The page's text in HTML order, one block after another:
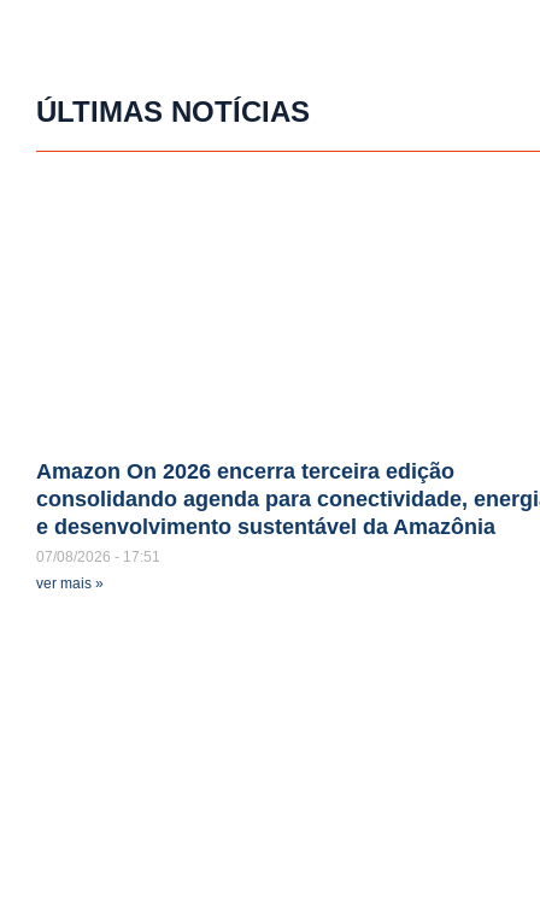
ÚLTIMAS NOTÍCIAS
Amazon On 2026 encerra terceira edição
consolidando agenda para conectividade,
e desenvolvimento sustentável da Amazônia
07/08/2026
17:51
ver mais »